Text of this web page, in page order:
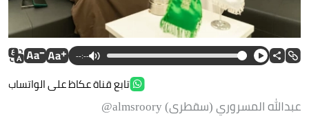
--:--
تابع قناة عكاظ على الواتساب
عبدالله المسروري (سقطرى) almsroory@